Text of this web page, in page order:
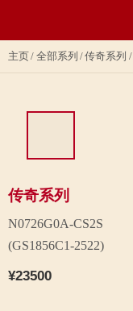
主页 全部系列 传奇系列
传奇系列
N0726G0A-CS2S
(GS1856C1-2522)
¥23500